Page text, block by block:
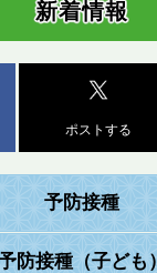
新着情報
ポストする
予防接種
防接種（子ども）